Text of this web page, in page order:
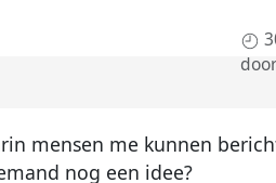
door
mensen me kunnen
nog een idee?